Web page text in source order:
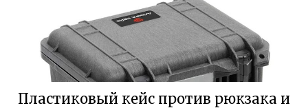
Пластиковый кейс против рюкзака и